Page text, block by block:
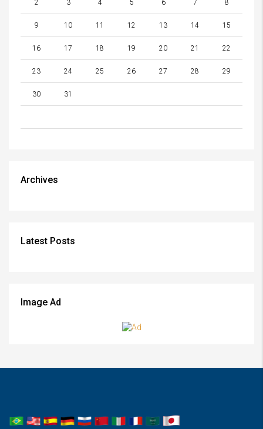
2 3 4 5 6 7 8
9 10 11 12 13 14 15
16 17 18 19 20 21 22
23 24 25 26 27 28 29
30 31
Archives
Latest Posts
Image Ad